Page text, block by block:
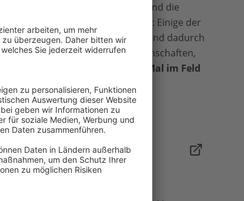
Natur und Lebensräume und die
in Salonga ist deshalb: Einige der
besser verstehen und dadurch
bewusst biologische Gemeinschaften,
Arten konnten zum ersten Mal im Feld
als Download [PDF|22MB]